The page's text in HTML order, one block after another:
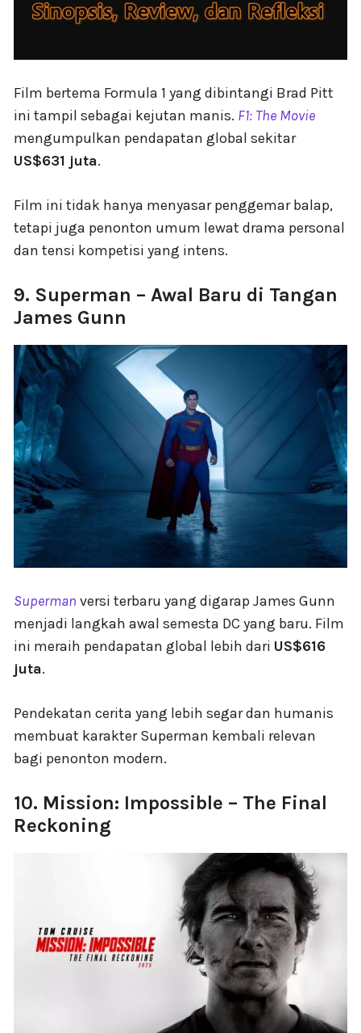
Film bertema Formula 1 yang dibintangi Brad Pitt
ini tampil sebagai kejutan manis. F1: The Movie
mengumpulkan pendapatan global sekitar
US$631 juta.
Film ini tidak hanya menyasar penggemar balap,
tetapi juga penonton umum lewat drama personal
dan tensi kompetisi yang intens.
9. Superman – Awal Baru di Tangan
James Gunn
Superman versi terbaru yang digarap James Gunn
menjadi langkah awal semesta DC yang baru. Film
ini meraih pendapatan global lebih dari US$616
juta.
Pendekatan cerita yang lebih segar dan humanis
membuat karakter Superman kembali relevan
bagi penonton modern.
10. Mission: Impossible – The Final
Reckoning